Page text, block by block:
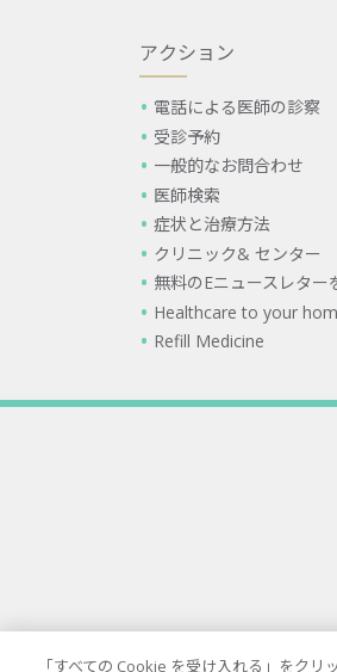
アクション
電話による医師の診察
受診予約
一般的なお問合わせ
医師検索
症状と治療方法
クリニック& センター
無料のEニュースレター
Healthcare to your
Refill Medicine
「すべての Cookie を受け入れる」をク